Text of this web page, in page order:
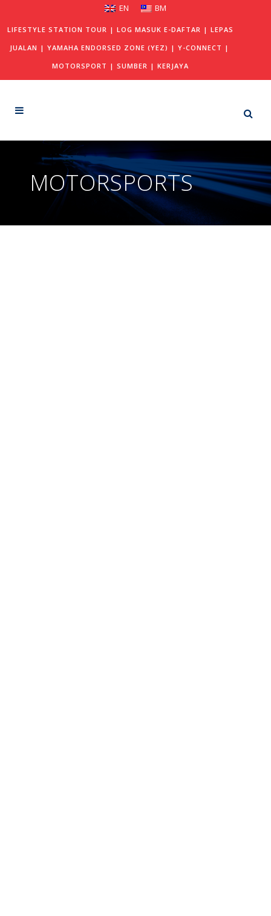
EN BM
LIFESTYLE STATION TOUR | LOG MASUK E-DAFTAR | LEPAS
JUALAN | YAMAHA ENDORSED ZONE (YEZ) | Y-CONNECT |
MOTORSPORT | SUMBER | KERJAYA
MOTORSPORTS